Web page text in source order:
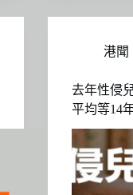
港聞
去年性侵
平均等14